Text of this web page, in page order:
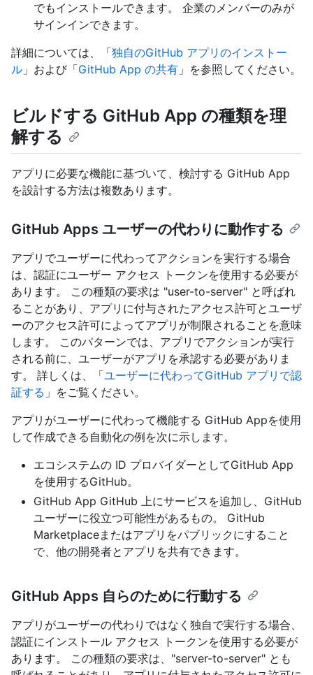
でもインストールできます。 企業のメンバーのみが
サインインできます。
詳細については、「独自のGitHub アプリのインストー
ル 」および「GitHub App の共有 」を参照してください。
ビルドする GitHub App の種類を理
解する
アプリに必要な機能に基づいて、検討する GitHub App
を設計する方法は複数あります。
GitHub Apps ユーザーの代わりに動作する
アプリでユーザーに代わってアクションを実行する場合
は、認証にユーザー アクセス トークンを使用する必要が
あります。 この種類の要求は "user-to-server" と呼ばれ
ることがあり、アプリに付与されたアクセス許可とユーザ
ーのアクセス許可によってアプリが制限されることを意味
します。 このパターンでは、アプリでアクションが実行
される前に、ユーザーがアプリを承認する必要がありま
す。 詳しくは、「ユーザーに代わってGitHub アプリで認
証する 」をご覧ください。
アプリがユーザーに代わって機能する GitHub Appを使用
して作成できる自動化の例を次に示します。
エコシステムの ID プロバイダーとしてGitHub App
を使用するGitHub。
GitHub App GitHub 上にサービスを追加し、GitHub
ユーザーに役立つ可能性があるもの。 GitHub
Marketplaceまたはアプリをパブリックにすること
で、他の開発者とアプリを共有できます。
GitHub Apps 自らのために行動する
アプリがユーザーの代わりではなく独自で実行する場合、
認証にインストール アクセス トークンを使用する必要が
あります。 この種類の要求は、"server-to-server" とも